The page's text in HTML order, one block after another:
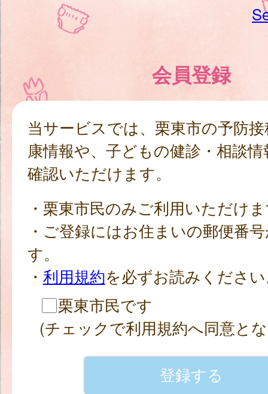
会員登録
当サービスでは、栗東市の予防
康情報や、子どもの健診・相談
確認いただけます。
・栗東市民のみご利用いただけ
・ご登録にはお住まいの郵便番
す。
・ 利用規約を必ずお読みくださ
栗東市民です
(チェックで利用規約へ同意と